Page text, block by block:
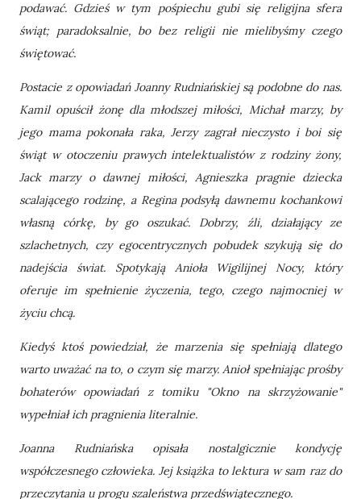
podawać. Gdzieś w tym pośpiechu gubi się religijna sfera
świąt; paradoksalnie, bo bez religii nie mielibyśmy czego
świętować.
Postacie z opowiadań Joanny Rudniańskiej są podobne do nas.
Kamil opuścił żonę dla młodszej miłości, Michał marzy, by
jego mama pokonała raka, Jerzy zagrał nieczysto i boi się
świąt w otoczeniu prawych intelektualistów z rodziny żony,
Jack marzy o dawnej miłości, Agnieszka pragnie dziecka
scalającego rodzinę, a Regina podsyłą dawnemu kochankowi
własną córkę, by go oszukać. Dobrzy, źli, działający ze
szlachetnych, czy egocentrycznych pobudek szykują się do
nadejścia świat. Spotykają Anioła Wigilijnej Nocy, który
oferuje im spełnienie życzenia, tego, czego najmocniej w
życiu chcą.
Kiedyś ktoś powiedział, że marzenia się spełniają dlatego
warto uważać na to, o czym się marzy. Anioł spełniając prośby
bohaterów opowiadań z tomiku "Okno na skrzyżowanie"
wypełniał ich pragnienia literalnie.
Joanna Rudniańska opisała nostalgicznie kondycję
współczesnego człowieka. Jej książka to lektura w sam raz do
przeczytania u progu szaleństwa przedświątecznego.